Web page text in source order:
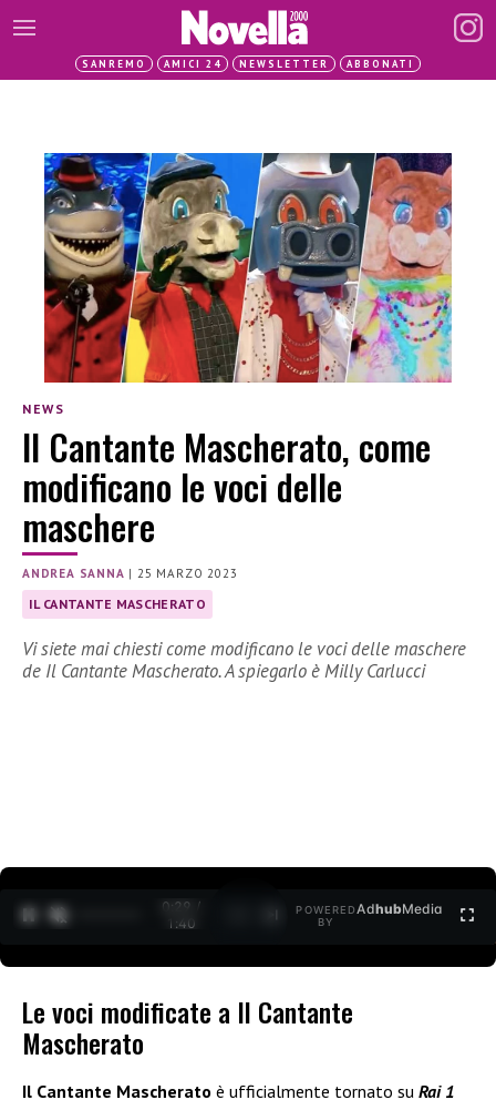
SANREMO AMICI 24 NEWSLETTER ABBONATI
NEWS
Il Cantante Mascherato, come
modificano le voci delle
maschere
ANDREA SANNA |25 MARZO 2023
IL CANTANTE MASCHERATO
Vi siete mai chiesti come modificano le voci delle maschere
de Il Cantante Mascherato. A spiegarlo è Milly Carlucci
0:30 /
1:40
POWERED
BY
AdhubMedia
Le voci modificate a Il Cantante
Mascherato
Il Cantante Mascherato è ufficialmente tornato su Rai 1